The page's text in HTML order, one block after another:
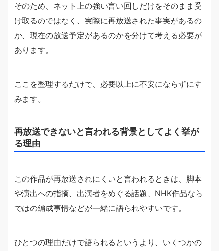
そのため、ネット上の強い言い回しだけをそのまま受
け取るのではなく、実際に再放送された事実があるの
か、現在の放送予定があるのかを分けて考える必要が
あります。
ここを整理するだけで、必要以上に不安にならずにす
みます。
再放送できないと言われる背景としてよく挙が
る理由
この作品が再放送されにくいと言われるときは、脚本
や演出への指摘、出演者をめぐる話題、NHK作品なら
ではの編成事情などが一緒に語られやすいです。
ひとつの理由だけで語られるというより、いくつかの